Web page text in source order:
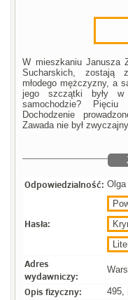
W mieszkaniu Janusza
Sucharskich, zostają
młodego mężczyzny, a
jego szczątki były w
samochodzie?
Dochodzenie
Zawada nie był
Odpowiedzialność:
Hasła:
Adres
wydawniczy:
Opis fizyczny: 495,